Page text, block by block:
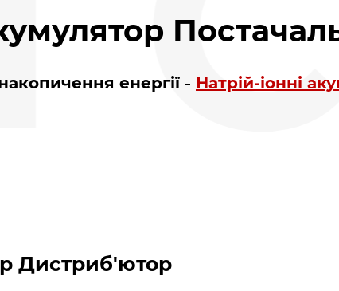
енергії Натрій-іонні
Дистриб'ютор